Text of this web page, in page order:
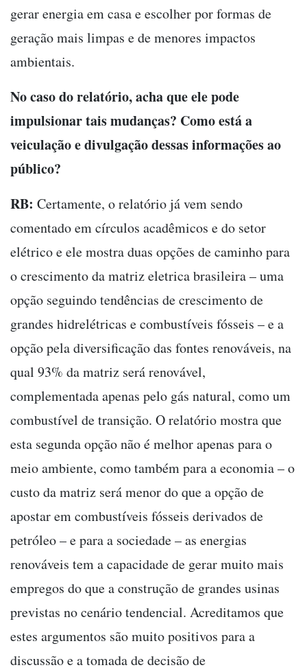
gerar energia em casa e escolher por formas de
geração mais limpas e de menores impactos
ambientais.
No caso do relatório, acha que ele pode
impulsionar tais mudanças? Como está a
veiculação e divulgação dessas informações ao
público?
RB: Certamente, o relatório já vem sendo
comentado em círculos acadêmicos e do setor
elétrico e ele mostra duas opções de caminho para
o crescimento da matriz eletrica brasileira – uma
opção seguindo tendências de crescimento de
grandes hidrelétricas e combustíveis fósseis – e a
opção pela diversificação das fontes renováveis, na
qual 93% da matriz será renovável,
complementada apenas pelo gás natural, como um
combustível de transição. O relatório mostra que
esta segunda opção não é melhor apenas para o
meio ambiente, como também para a economia – o
custo da matriz será menor do que a opção de
apostar em combustíveis fósseis derivados de
petróleo – e para a sociedade – as energias
renováveis tem a capacidade de gerar muito mais
empregos do que a construção de grandes usinas
previstas no cenário tendencial. Acreditamos que
estes argumentos são muito positivos para a
discussão e a tomada de decisão de